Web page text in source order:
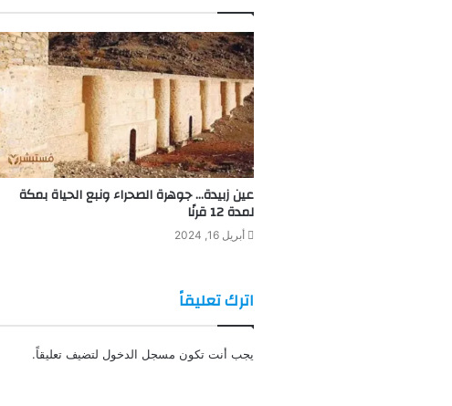
عين زبيدة… جوهرة الصحراء ونبع الحياة بمكة
لمدة 12 قرنًا
أبريل 16, 2024
اترك تعليقاً
يجب أنت تكون مسجل الدخول لتضيف تعليقاً.